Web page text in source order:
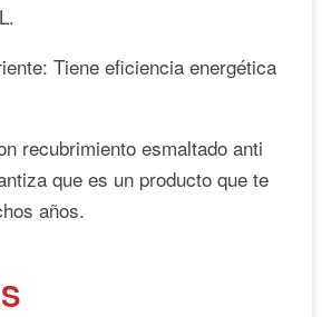
Tiene eficiencia energética
recubrimiento esmaltado anti
que es un producto que te
años.